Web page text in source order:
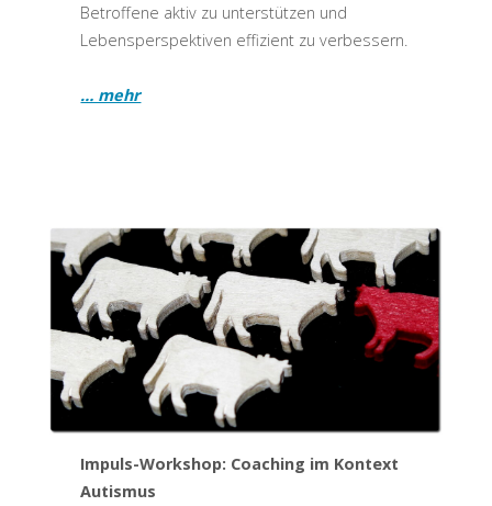
Betroffene aktiv zu unterstützen und
Lebensperspektiven effizient zu verbessern.
… mehr
Impuls-Workshop: Coaching im Kontext
Autismus